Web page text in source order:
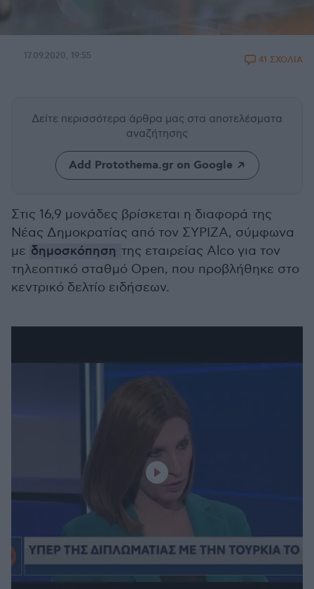
17.09.2020, 19:55 41 ΣΧΟΛΙΑ
Δείτε περισσότερα άρθρα μας στα αποτελέσματα
αναζήτησης
Add Protothema.gr on Google
Στις 16,9 μονάδες βρίσκεται η διαφορά της
Νέας Δημοκρατίας από τον ΣΥΡΙΖΑ, σύμφωνα
με δημοσκόπηση της εταιρείας Alco για τον
τηλεοπτικό σταθμό Open, που προβλήθηκε στο
κεντρικό δελτίο ειδήσεων.